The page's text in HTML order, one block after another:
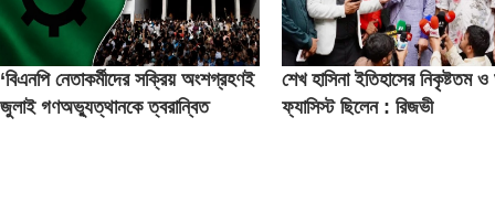
‘বিএনপি নেতাকর্মীদের সক্রিয় অংশগ্রহণই
জুলাই গণঅভ্যুত্থানকে ত্বরান্বিত
শেখ হাসিনা ইতিহাসের নিকৃষ্টতম
ফ্যাসিস্ট ছিলেন : রিজভী